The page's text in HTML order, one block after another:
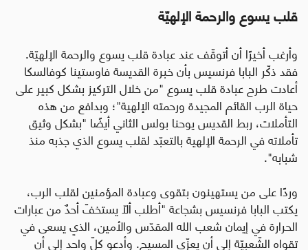
قلب يسوع والرحمة الإلهيّة
وأرغب أخيرًا أن أتوقّف عند عبادة قلب يسوع والرحمة الإلهيّة.
فقد ذكّر البابا فرنسيس بأن خبرة القديسة فاوستينا كوفالسكا
أعادت طرح عبادة قلب يسوع "من خلال التركيز بشكل كبير على
حياة الرب القائم المجيدة ورحمته الإلهية"؛ وبدافع من هذه
التأملات، ربط القديس يوحنا بولس الثاني أيضًا "بشكل وثيق
تأملاته في الرحمة الإلهية بالتعبّد لقلب يسوع الذي جذبه منذ
شبابه".
وردًا على من يستهينون بتقوى وعبادة المؤمنين لقلب الرب،
يكتب البابا فرنسيس بشجاعة "أطلب ألّا يستخفّ أحدٌ من عبارات
الحرارة في إيمان شعب الله المقدّس والأمين، الذي يسعى في
تقواه الشّعبيّة إلى أن يعزّي المسيح. وأدعو كلّ واحد إلى أن